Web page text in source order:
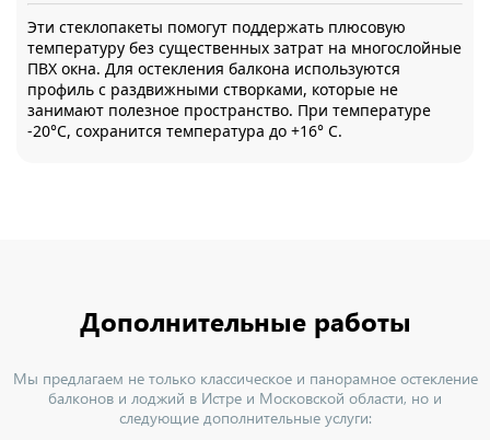
Эти стеклопакеты помогут поддержать плюсовую
температуру без существенных затрат на многослойные
ПВХ окна. Для остекления балкона используются
профиль с раздвижными створками, которые не
занимают полезное пространство. При температуре
-20°С, сохранится температура до +16° С.
Дополнительные работы
Мы предлагаем не только классическое и панорамное остекление
балконов и лоджий в Истре и Московской области, но и
следующие дополнительные услуги: